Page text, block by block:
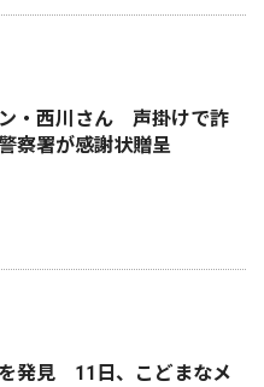
・西川さん 声掛けで詐
察署が感謝状贈呈
発見 11日、こどまなメ